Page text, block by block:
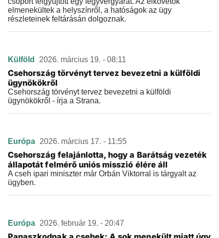
elmenekültek a helyszínről, a hatóságok az ügy
részleteinek feltárásán dolgoznak.
Külföld 2026. március 19. - 08:11
Csehország törvényt tervez bevezetni a külföldi
ügynökökről
Csehország törvényt tervez bevezetni a külföldi
ügynökökről - írja a Strana.
Európa 2026. március 17. - 11:55
Csehország felajánlotta, hogy a Barátság vezeték
állapotát felmérő uniós misszió élére áll
A cseh ipari miniszter már Orbán Viktorral is tárgyalt az
ügyben.
Európa 2026. február 19. - 20:47